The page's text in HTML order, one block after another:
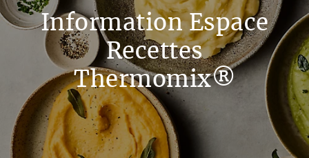
Information Espace
Recettes
Thermomix®